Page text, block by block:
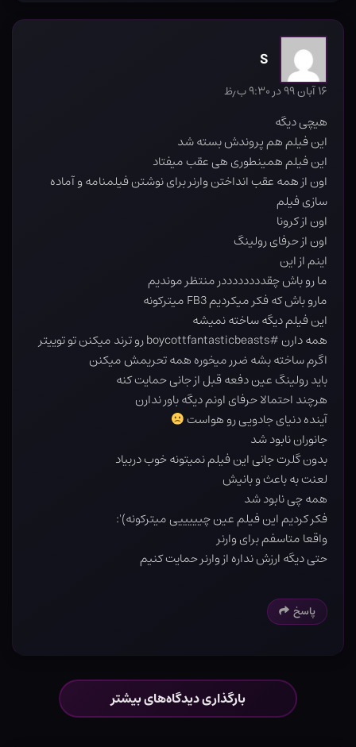
S
۱۶ آبان ۹۹ در ۹:۳۰ ب٫ظ
هیچی دیگه
این فیلم هم پروندش بسته شد
این فیلم همینطوری هی عقب میفتاد
اون از همه عقب انداختن وارنر برای نوشتن فیلمنامه و آماده
سازی فیلم
اون از کرونا
اون از حرفای رولینگ
اینم از این
ما رو باش چقددددددددر منتظر موندیم
مارو باش که فکر میکردیم FB3 میترکونه
این فیلم دیگه ساخته نمیشه
همه دارن #boycottfantasticbeasts رو ترند میکنن تو توییتر
اگرم ساخته بشه ضرر میخوره همه تحریمش میکنن
باید رولینگ عین دفعه قبل از جانی حمایت کنه
هرچند احتمالا حرفای اونم دیگه باور ندارن
آینده دنیای جادویی رو هواست
جانوران نابود شد
بدون گلرت جانی این فیلم نمیتونه خوب دربیاد
لعنت به باعث و بانیش
همه چی نابود شد
فکر کردیم این فیلم عین چیییییی میترکونه⁦:'(⁩
واقعا متاسفم برای وارنر
حتی دیگه ارزش نداره از وارنر حمایت کنیم⁦
پاسخ
بارگذاری دیدگاه‌های بیشتر